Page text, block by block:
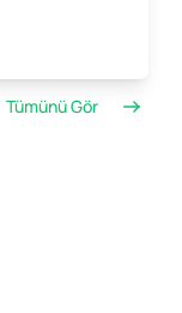
Tümünü Gör